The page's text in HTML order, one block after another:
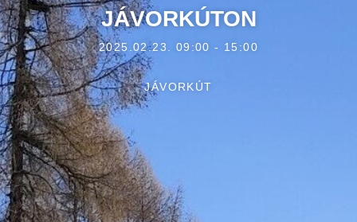
PROGRAMOK
HÍREK
RÓLUNK
ONLINE JEGYVÁSÁRLÁS
JÁVORKÚTON
2025.02.23. 09:00 - 15:00
JÁVORKÚT